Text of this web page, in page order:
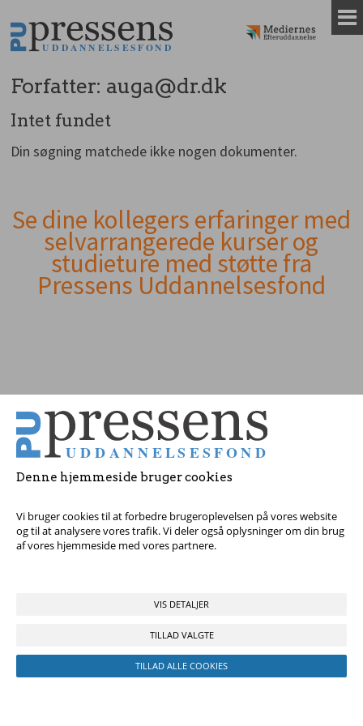
Denne hjemmeside bruger cookies
Vi bruger cookies til at forbedre brugeroplevelsen på vores website
og til at analysere vores trafik. Vi deler også oplysninger om din brug
af vores hjemmeside med vores partnere.
VIS DETALJER
TILLAD VALGTE
TILLAD ALLE COOKIES
til
indhold
Forfatter: auga@dr.dk
Intet fundet
Din søgning matchede ikke nogen dokumenter.
Andet
indhold
Se dine kollegers erfaringer med
selvarrangerede kurser og
studieture med støtte fra
Pressens Uddannelsesfond
Tag fat i os med dine spørgsmål!
© 2017 Pressens Uddannelsesfond, Rådhuspladsen 16, 4. sal, 1550